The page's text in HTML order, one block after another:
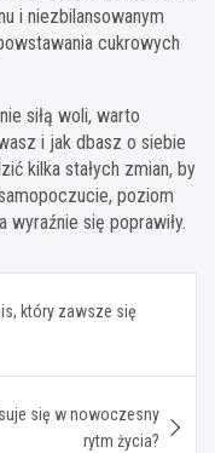
i niezbilansowanym
cukrowych
siłą woli, warto
i jak dbasz o siebie
kilka stałych zmian, by
poziom
się poprawiły.
który zawsze się
się w nowoczesny
rytm życia?